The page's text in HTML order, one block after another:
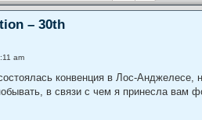
– 30th
am
конвенция в Лос-Анджелесе,
в связи с чем я принесла вам